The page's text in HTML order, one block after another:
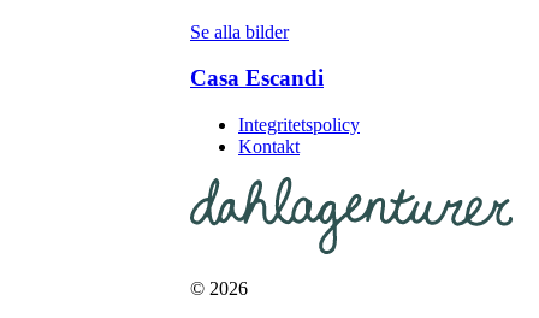
Se alla bilder
Casa Escandi
Integritetspolicy
Kontakt
© 2026